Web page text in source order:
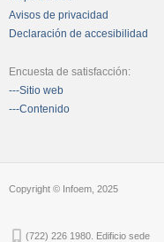
Avisos de privacidad
Declaración de accesibilidad
Encuesta de satisfacción:
---Sitio web
---Contenido
Copyright © Infoem, 2025
(722) 226 1980. Edificio sede